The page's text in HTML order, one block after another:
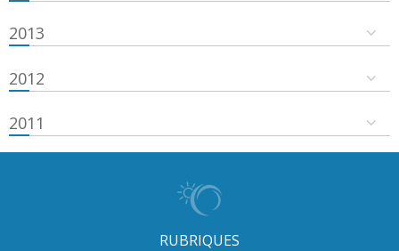
2013
2012
2011
RUBRIQUES